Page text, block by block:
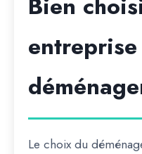
Le choix du